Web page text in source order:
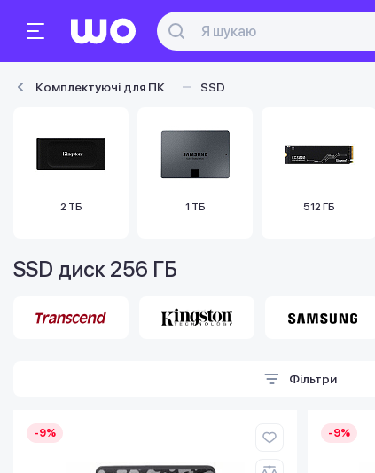
Комплектуючі для ПК SSD
2 ТБ 1 ТБ 512 ГБ
SSD диск 256 ГБ
Фільтри
-9% -9%